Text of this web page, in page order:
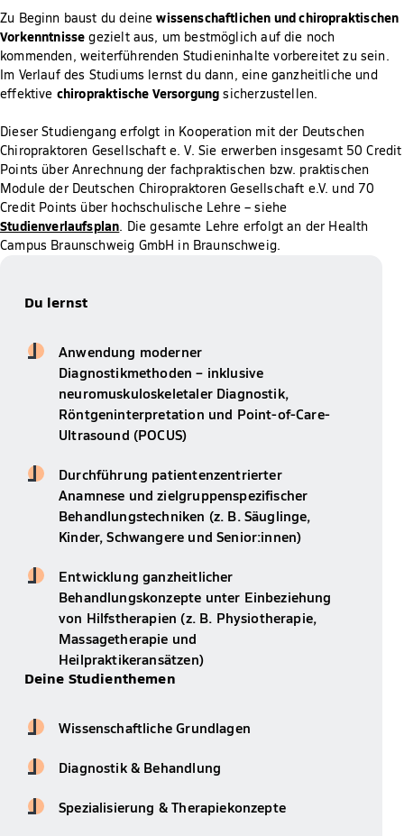
Zu Beginn baust du deinewissenschaftlichen und chiropraktischen
Vorkenntnisse gezielt aus, um bestmöglich auf die noch
kommenden, weiterführenden Studieninhalte vorbereitet zu sein.
Im Verlauf des Studiums lernst du dann, eine ganzheitliche und
effektive chiropraktische Versorgung sicherzustellen.
Dieser Studiengang erfolgt in Kooperation mit der Deutschen
Chiropraktoren Gesellschaft e. V. Sie erwerben insgesamt 50 Credit
Points über Anrechnung der fachpraktischen bzw. praktischen
Module der Deutschen Chiropraktoren Gesellschaft e.V. und 70
Credit Points über hochschulische Lehre – siehe
Studienverlaufsplan. Die gesamte Lehre erfolgt an der Health
Campus Braunschweig GmbH in Braunschweig.
Du lernst
Anwendung moderner
Diagnostikmethoden – inklusive
neuromuskuloskeletaler Diagnostik,
Röntgeninterpretation und Point-of-Care-
Ultrasound (POCUS)
Durchführung patientenzentrierter
Anamnese und zielgruppenspezifischer
Behandlungstechniken (z. B. Säuglinge,
Kinder, Schwangere und Senior:innen)
Entwicklung ganzheitlicher
Behandlungskonzepte unter Einbeziehung
von Hilfstherapien (z. B. Physiotherapie,
Massagetherapie und
Heilpraktikeransätzen)
Deine Studienthemen
Wissenschaftliche Grundlagen
Diagnostik & Behandlung
Spezialisierung & Therapiekonzepte